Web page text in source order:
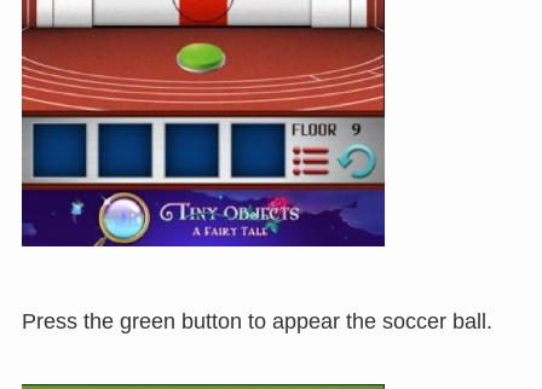
Press the green button to appear the soccer ball.